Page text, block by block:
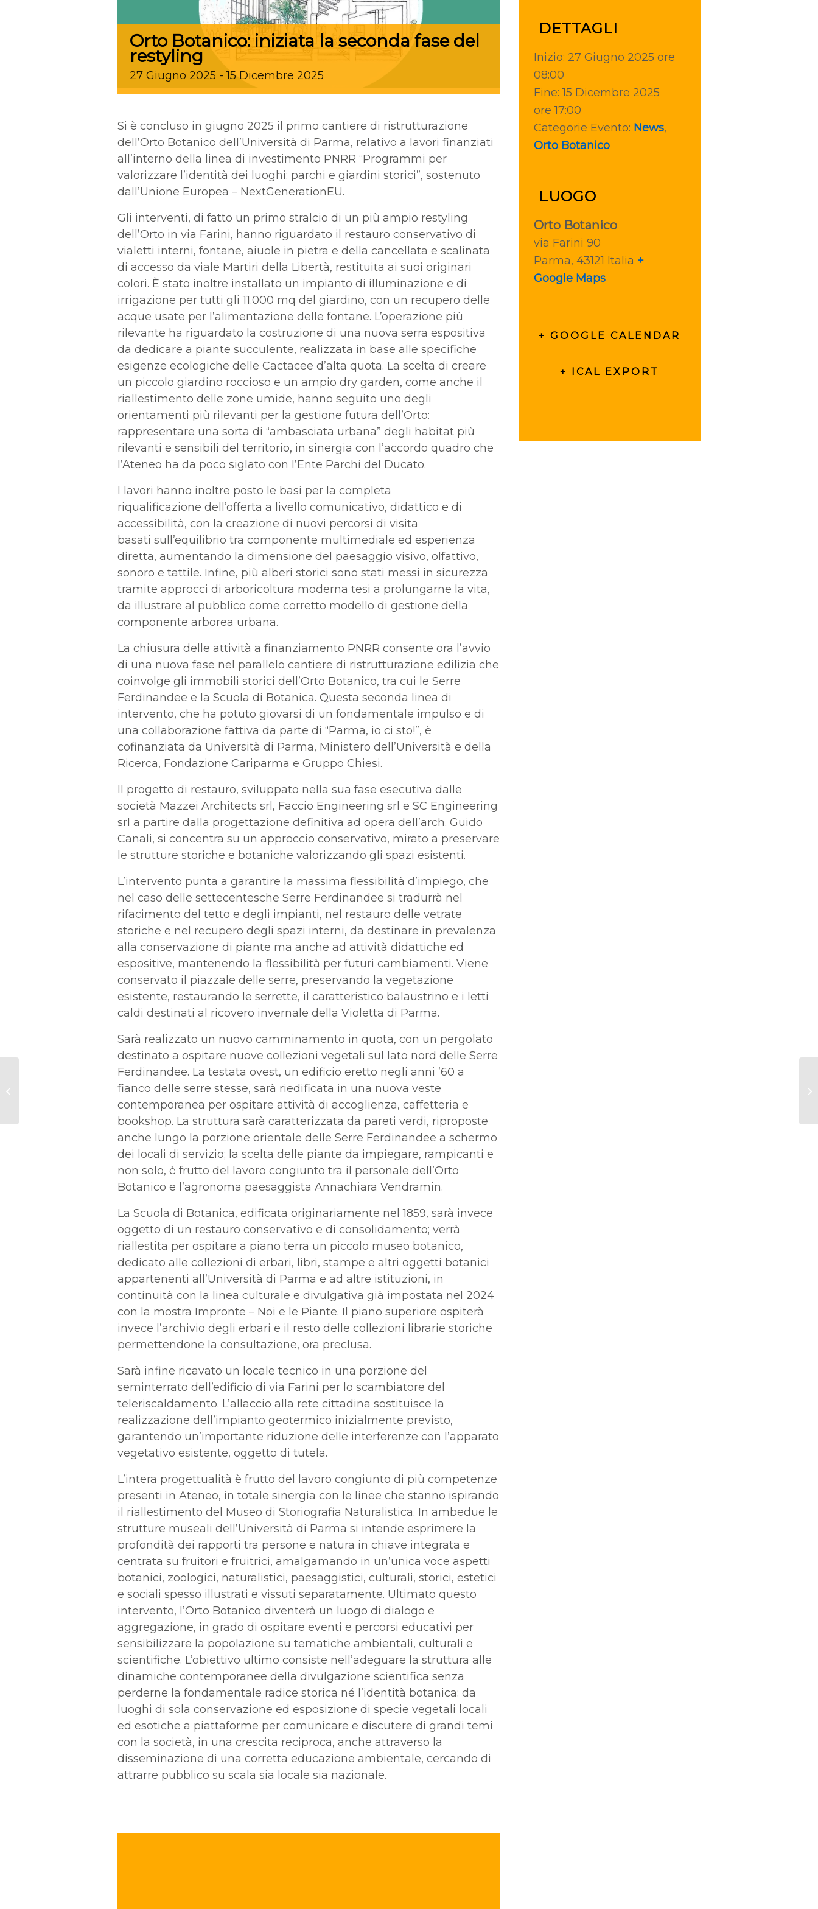
Orto Botanico: iniziata la seconda fase del
restyling
27 Giugno 2025 -15 Dicembre 2025
Si è concluso in giugno 2025 il primo cantiere di ristrutturazione
dell’Orto Botanico dell’Università di Parma, relativo a lavori finanziati
all’interno della linea di investimento PNRR “Programmi per
valorizzare l’identità dei luoghi: parchi e giardini storici”, sostenuto
dall’Unione Europea – NextGenerationEU.
Gli interventi, di fatto un primo stralcio di un più ampio restyling
dell’Orto in via Farini, hanno riguardato il restauro conservativo di
vialetti interni, fontane, aiuole in pietra e della cancellata e scalinata
di accesso da viale Martiri della Libertà, restituita ai suoi originari
colori. È stato inoltre installato un impianto di illuminazione e di
irrigazione per tutti gli 11.000 mq del giardino, con un recupero delle
acque usate per l’alimentazione delle fontane. L’operazione più
rilevante ha riguardato la costruzione di una nuova serra espositiva
da dedicare a piante succulente, realizzata in base alle specifiche
esigenze ecologiche delle Cactacee d’alta quota. La scelta di creare
un piccolo giardino roccioso e un ampio dry garden, come anche il
riallestimento delle zone umide, hanno seguito uno degli
orientamenti più rilevanti per la gestione futura dell’Orto:
rappresentare una sorta di “ambasciata urbana” degli habitat più
rilevanti e sensibili del territorio, in sinergia con l’accordo quadro che
l’Ateneo ha da poco siglato con l’Ente Parchi del Ducato.
I lavori hanno inoltre posto le basi per la completa
riqualificazione dell’offerta a livello comunicativo, didattico e di
accessibilità, con la creazione di nuovi percorsi di visita
basati sull’equilibrio tra componente multimediale ed esperienza
diretta, aumentando la dimensione del paesaggio visivo, olfattivo,
sonoro e tattile. Infine, più alberi storici sono stati messi in sicurezza
tramite approcci di arboricoltura moderna tesi a prolungarne la vita,
da illustrare al pubblico come corretto modello di gestione della
componente arborea urbana.
La chiusura delle attività a finanziamento PNRR consente ora l’avvio
di una nuova fase nel parallelo cantiere di ristrutturazione edilizia che
coinvolge gli immobili storici dell’Orto Botanico, tra cui le Serre
Ferdinandee e la Scuola di Botanica. Questa seconda linea di
intervento, che ha potuto giovarsi di un fondamentale impulso e di
una collaborazione fattiva da parte di “Parma, io ci sto!”, è
cofinanziata da Università di Parma, Ministero dell’Università e della
Ricerca, Fondazione Cariparma e Gruppo Chiesi.
Il progetto di restauro, sviluppato nella sua fase esecutiva dalle
società Mazzei Architects srl, Faccio Engineering srl e SC Engineering
srl a partire dalla progettazione definitiva ad opera dell’arch. Guido
Canali, si concentra su un approccio conservativo, mirato a preservare
le strutture storiche e botaniche valorizzando gli spazi esistenti.
L’intervento punta a garantire la massima flessibilità d’impiego, che
nel caso delle settecentesche Serre Ferdinandee si tradurrà nel
rifacimento del tetto e degli impianti, nel restauro delle vetrate
storiche e nel recupero degli spazi interni, da destinare in prevalenza
alla conservazione di piante ma anche ad attività didattiche ed
espositive, mantenendo la flessibilità per futuri cambiamenti. Viene
conservato il piazzale delle serre, preservando la vegetazione
esistente, restaurando le serrette, il caratteristico balaustrino e i letti
caldi destinati al ricovero invernale della Violetta di Parma.
Sarà realizzato un nuovo camminamento in quota, con un pergolato
destinato a ospitare nuove collezioni vegetali sul lato nord delle Serre
Ferdinandee. La testata ovest, un edificio eretto negli anni ’60 a
fianco delle serre stesse, sarà riedificata in una nuova veste
contemporanea per ospitare attività di accoglienza, caffetteria e
bookshop. La struttura sarà caratterizzata da pareti verdi, riproposte
anche lungo la porzione orientale delle Serre Ferdinandee a schermo
dei locali di servizio; la scelta delle piante da impiegare, rampicanti e
non solo, è frutto del lavoro congiunto tra il personale dell’Orto
Botanico e l’agronoma paesaggista Annachiara Vendramin.
La Scuola di Botanica, edificata originariamente nel 1859, sarà invece
oggetto di un restauro conservativo e di consolidamento; verrà
riallestita per ospitare a piano terra un piccolo museo botanico,
dedicato alle collezioni di erbari, libri, stampe e altri oggetti botanici
appartenenti all’Università di Parma e ad altre istituzioni, in
continuità con la linea culturale e divulgativa già impostata nel 2024
con la mostra Impronte – Noi e le Piante. Il piano superiore ospiterà
invece l’archivio degli erbari e il resto delle collezioni librarie storiche
permettendone la consultazione, ora preclusa.
Sarà infine ricavato un locale tecnico in una porzione del
seminterrato dell’edificio di via Farini per lo scambiatore del
teleriscaldamento. L’allaccio alla rete cittadina sostituisce la
realizzazione dell’impianto geotermico inizialmente previsto,
garantendo un’importante riduzione delle interferenze con l’apparato
vegetativo esistente, oggetto di tutela.
L’intera progettualità è frutto del lavoro congiunto di più competenze
presenti in Ateneo, in totale sinergia con le linee che stanno ispirando
il riallestimento del Museo di Storiografia Naturalistica. In ambedue le
strutture museali dell’Università di Parma si intende esprimere la
profondità dei rapporti tra persone e natura in chiave integrata e
centrata su fruitori e fruitrici, amalgamando in un’unica voce aspetti
botanici, zoologici, naturalistici, paesaggistici, culturali, storici, estetici
e sociali spesso illustrati e vissuti separatamente. Ultimato questo
intervento, l’Orto Botanico diventerà un luogo di dialogo e
aggregazione, in grado di ospitare eventi e percorsi educativi per
sensibilizzare la popolazione su tematiche ambientali, culturali e
scientifiche. L’obiettivo ultimo consiste nell’adeguare la struttura alle
dinamiche contemporanee della divulgazione scientifica senza
perderne la fondamentale radice storica né l’identità botanica: da
luoghi di sola conservazione ed esposizione di specie vegetali locali
ed esotiche a piattaforme per comunicare e discutere di grandi temi
con la società, in una crescita reciproca, anche attraverso la
disseminazione di una corretta educazione ambientale, cercando di
attrarre pubblico su scala sia locale sia nazionale.
DETTAGLI
Inizio: 27 Giugno 2025 ore
08:00
Fine: 15 Dicembre 2025
ore 17:00
Categorie Evento: News,
Orto Botanico
LUOGO
Orto Botanico
via Farini 90
Parma, 43121 Italia +
Google Maps
+ GOOGLE CALENDAR
+ ICAL EXPORT
Fino al 13 giugno ILIADE#1 CAVALLI
di Lenz Fondazione presso la
Collezione di Veterinaria